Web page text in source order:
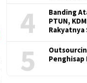
4
Banding
PTUN,
Rakyatnya
5
Penghisap